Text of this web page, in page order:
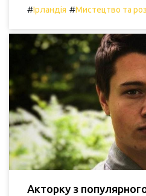
#Ірландія #Мистецтво та
Акторку з